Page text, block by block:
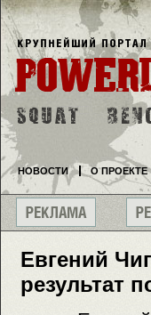
Евгений
результат
НОВОСТИ О ПРОЕКТЕ